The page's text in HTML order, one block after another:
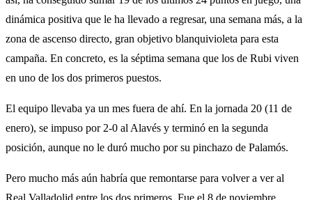
dinámica positiva que le ha llevado a regresar, una semana más, a la
zona de ascenso directo, gran objetivo blanquivioleta para esta
campaña. En concreto, es la séptima semana que los de Rubi viven
en uno de los dos primeros puestos.
El equipo llevaba ya un mes fuera de ahí. En la jornada 20 (11 de
enero), se impuso por 2-0 al Alavés y terminó en la segunda
posición, aunque no le duró mucho por su pinchazo de Palamós.
Pero mucho más aún habría que remontarse para volver a ver al
Real Valladolid entre los dos primeros. Fue el 8 de noviembre